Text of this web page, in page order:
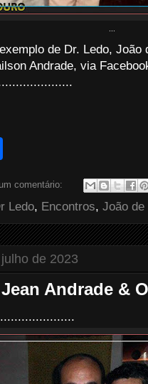
de Dr. Ledo,
Andrade, via
e
comentário:
Ledo, Encontros, João
de 2023
Andrade &